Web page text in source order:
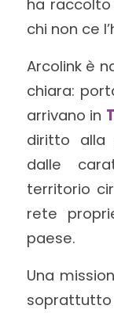
ha
chi non ce
Arcolink è
chiara:
arrivano in
diritto alla
dalle
territorio
rete
paese.
Una